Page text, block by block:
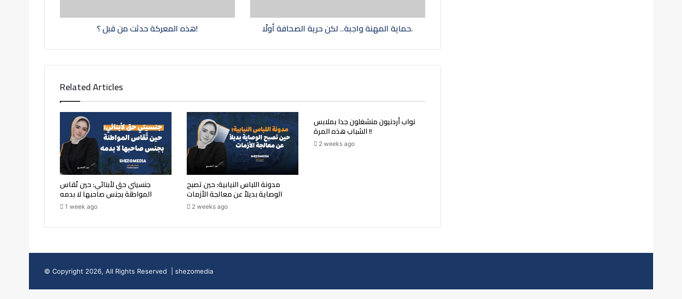
هذه المعركة حدثت من قبل ؟! حماية المهنة واجبة.. لكن حرية الصحافة أولًا.
Related Articles
جنسيتي حق لأبنائي: حين تُقاس
المواطنة بجنس صاحبها لا بدمه
1 week ago
مدونة اللباس النيابية: حين تصبح
الوصاية بديلاً عن معالجة الأزمات
2 weeks ago
نواب أردنيون منشغلون جدا بملابس
الشباب هذه المرة !!
2 weeks ago
© Copyright 2026, All Rights Reserved | shezomedia